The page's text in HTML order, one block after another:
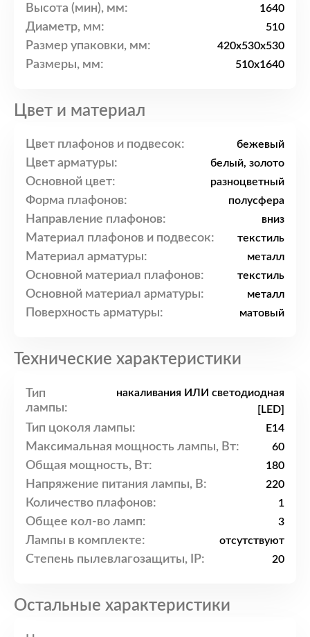
Высота (мин), мм: 1640
Диаметр, мм: 510
Размер упаковки, мм: 420x530x530
Размеры, мм: 510x1640
Цвет и материал
Цвет плафонов и подвесок: бежевый
Цвет арматуры: белый, золото
Основной цвет: разноцветный
Форма плафонов: полусфера
Направление плафонов: вниз
Материал плафонов и подвесок: текстиль
Материал арматуры: металл
Основной материал плафонов: текстиль
Основной материал арматуры: металл
Поверхность арматуры: матовый
Технические характеристики
Тип
лампы:
накаливания ИЛИ светодиодная
[LED]
Тип цоколя лампы: E14
Максимальная мощность лампы, Вт: 60
Общая мощность, Вт: 180
Напряжение питания лампы, В: 220
Количество плафонов: 1
Общее кол-во ламп: 3
Лампы в комплекте: отсутствуют
Степень пылевлагозащиты, IP: 20
Остальные характеристики